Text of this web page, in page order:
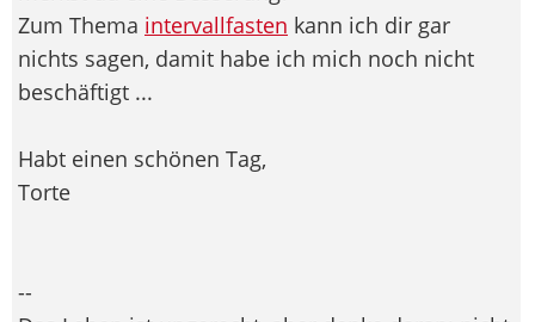
Zum Thema intervallfasten kann ich dir gar
nichts sagen, damit habe ich mich noch nicht
beschäftigt ...
Habt einen schönen Tag,
Torte
--